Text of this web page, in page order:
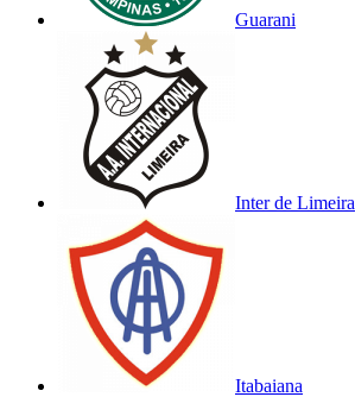
Guarani
Inter de Limeira
Itabaiana